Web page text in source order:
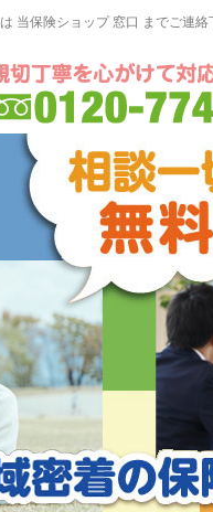
は 当保険ショップ 窓口 までご連絡